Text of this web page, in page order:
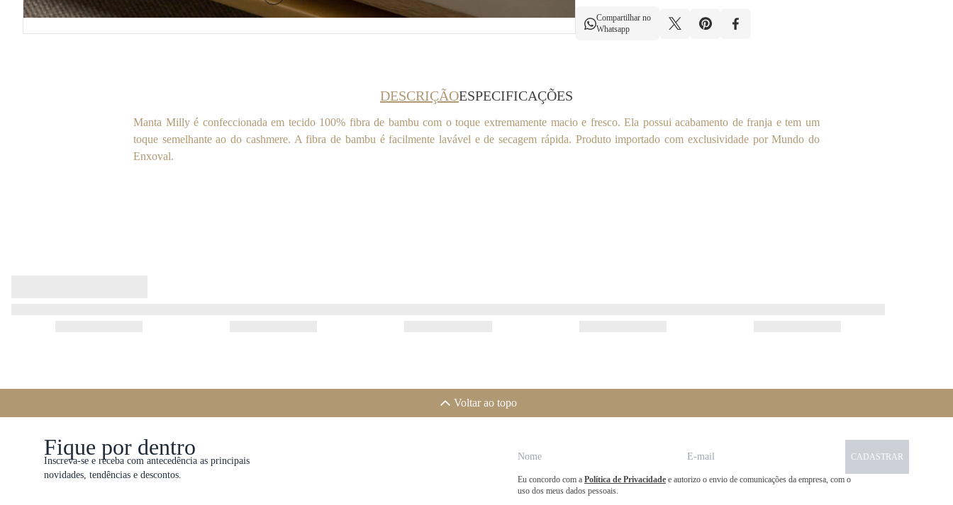
Compartilhar no
Whatsapp
DESCRIÇÃOESPECIFICAÇÕES
Manta Milly é confeccionada em tecido 100% fibra de bambu com o toque extremamente macio e fresco. Ela possui acabamento de franja e tem um
toque semelhante ao do cashmere. A fibra de bambu é facilmente lavável e de secagem rápida. Produto importado com exclusividade por Mundo do
Enxoval.
Voltar ao topo
Fique por dentro
Inscreva-se e receba com antecedência as principais
novidades, tendências e descontos.
CADASTRAR
Eu concordo com a Política de Privacidade e autorizo o envio de comunicações da empresa, com o
uso dos meus dados pessoais.